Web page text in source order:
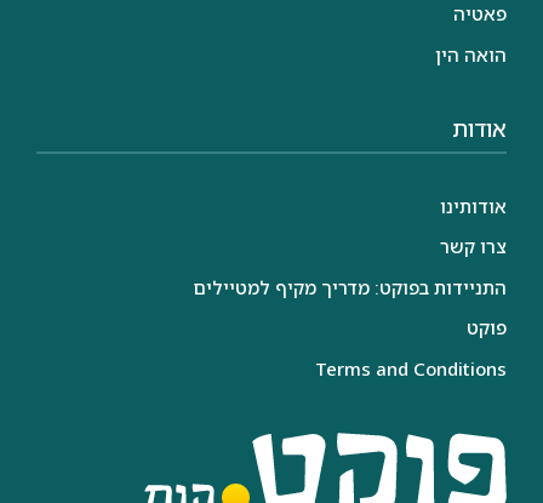
פאטיה
הואה הין
אודות
אודותינו
צרו קשר
התניידות בפוקט: מדריך מקיף למטיילים
פוקט
Terms and Conditions